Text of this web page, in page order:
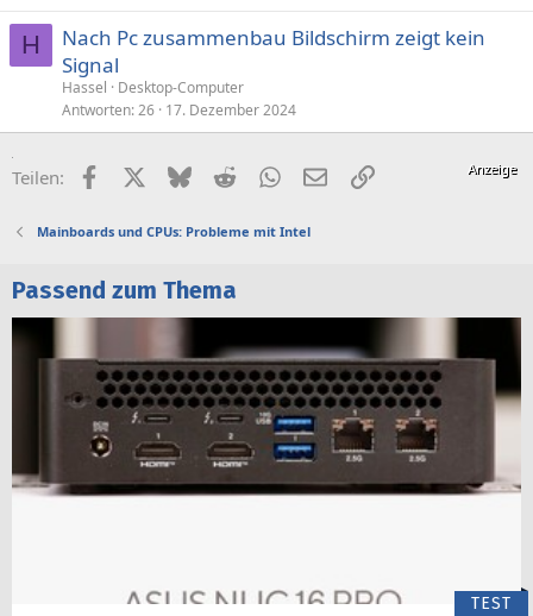
H
Nach Pc zusammenbau Bildschirm zeigt kein
Signal
Hassel
Desktop-Computer
Antworten 26 17. Dezember 2024
Teilen: FacebookX (Twitter)
BlueskyRedditWhatsApp
E-MailLink
Mainboards und CPUs: Probleme mit Intel
Passend zum Thema
TEST